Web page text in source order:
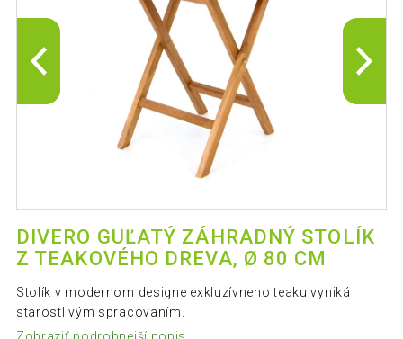
DIVERO GUĽATÝ ZÁHRADNÝ STOLÍK
Z TEAKOVÉHO DREVA, Ø 80 CM
Stolík v modernom designe exkluzívneho teaku vyniká
starostlivým spracovaním.